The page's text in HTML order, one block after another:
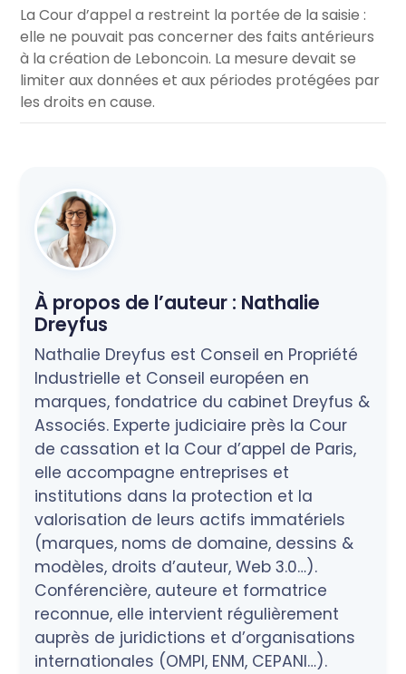
La Cour d’appel a restreint la portée de la saisie :
elle ne pouvait pas concerner des faits antérieurs
à la création de Leboncoin. La mesure devait se
limiter aux données et aux périodes protégées par
les droits en cause.
À propos de l’auteur : Nathalie
Dreyfus
Nathalie Dreyfus est Conseil en Propriété
Industrielle et Conseil européen en
marques, fondatrice du cabinet Dreyfus &
Associés. Experte judiciaire près la Cour
de cassation et la Cour d’appel de Paris,
elle accompagne entreprises et
institutions dans la protection et la
valorisation de leurs actifs immatériels
(marques, noms de domaine, dessins &
modèles, droits d’auteur, Web 3.0…).
Conférencière, auteure et formatrice
reconnue, elle intervient régulièrement
auprès de juridictions et d’organisations
internationales (OMPI, ENM, CEPANI…).